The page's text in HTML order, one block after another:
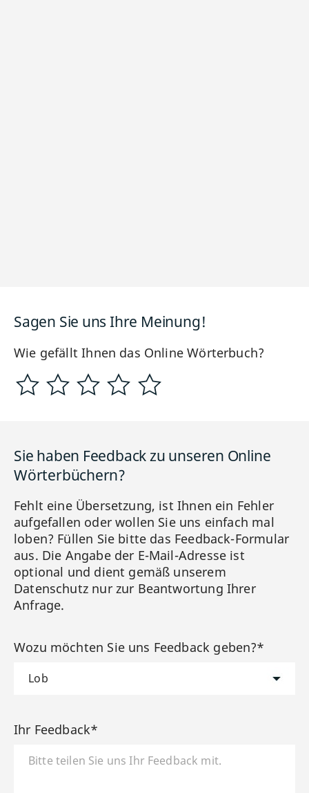
Sagen Sie uns Ihre Meinung!
Wie gefällt Ihnen das Online Wörterbuch?
Sie haben Feedback zu unseren Online
Wörterbüchern?
Fehlt eine Übersetzung, ist Ihnen ein Fehler
aufgefallen oder wollen Sie uns einfach mal
loben? Füllen Sie bitte das Feedback-Formular
aus. Die Angabe der E-Mail-Adresse ist
optional und dient gemäß unserem
Datenschutz nur zur Beantwortung Ihrer
Anfrage.
Wozu möchten Sie uns Feedback geben?*
Ihr Feedback*